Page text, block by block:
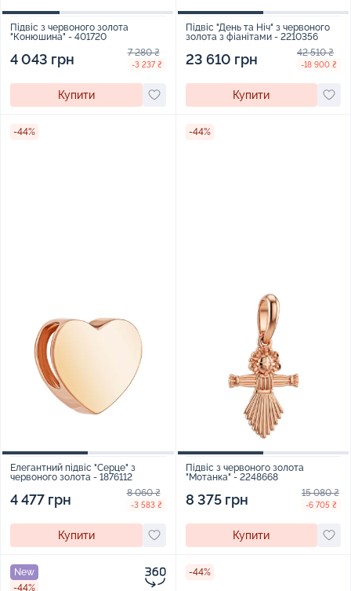
Підвіс з червоного золота
"Конюшина" - 401720
4 043 грн 7 280 ₴
-3 237 ₴
Купити
Підвіс "День та Ніч" з червоного
золота з фіанітами - 2210356
23 610 грн 42 510 ₴
-18 900 ₴
Купити
-44%
Елегантний підвіс "Серце" з
червоного золота - 1876112
4 477 грн 8 060 ₴
-3 583 ₴
Купити
-44%
Підвіс з червоного золота
"Мотанка" - 2248668
8 375 грн 15 080 ₴
-6 705 ₴
Купити
New
-44%
-44%